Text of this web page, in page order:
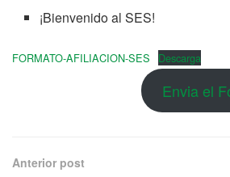
¡Bienvenido al SES!
FORMATO-AFILIACION-SES Descarga
Envia el
Anterior post